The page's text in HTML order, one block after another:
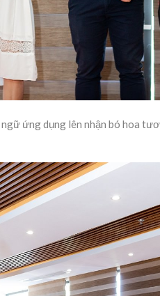
ngữ ứng dụng lên nhận bó hoa